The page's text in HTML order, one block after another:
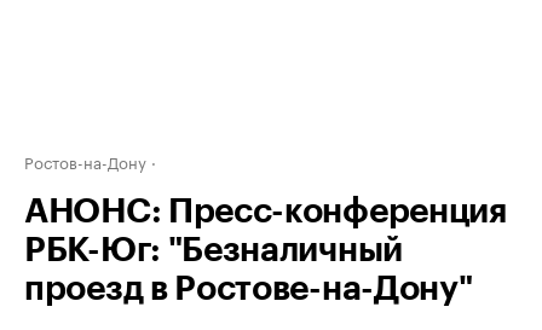
Ростов-на-Дону
АНОНС: Пресс-конференция
РБК-Юг: "Безналичный
проезд в Ростове-на-Дону"